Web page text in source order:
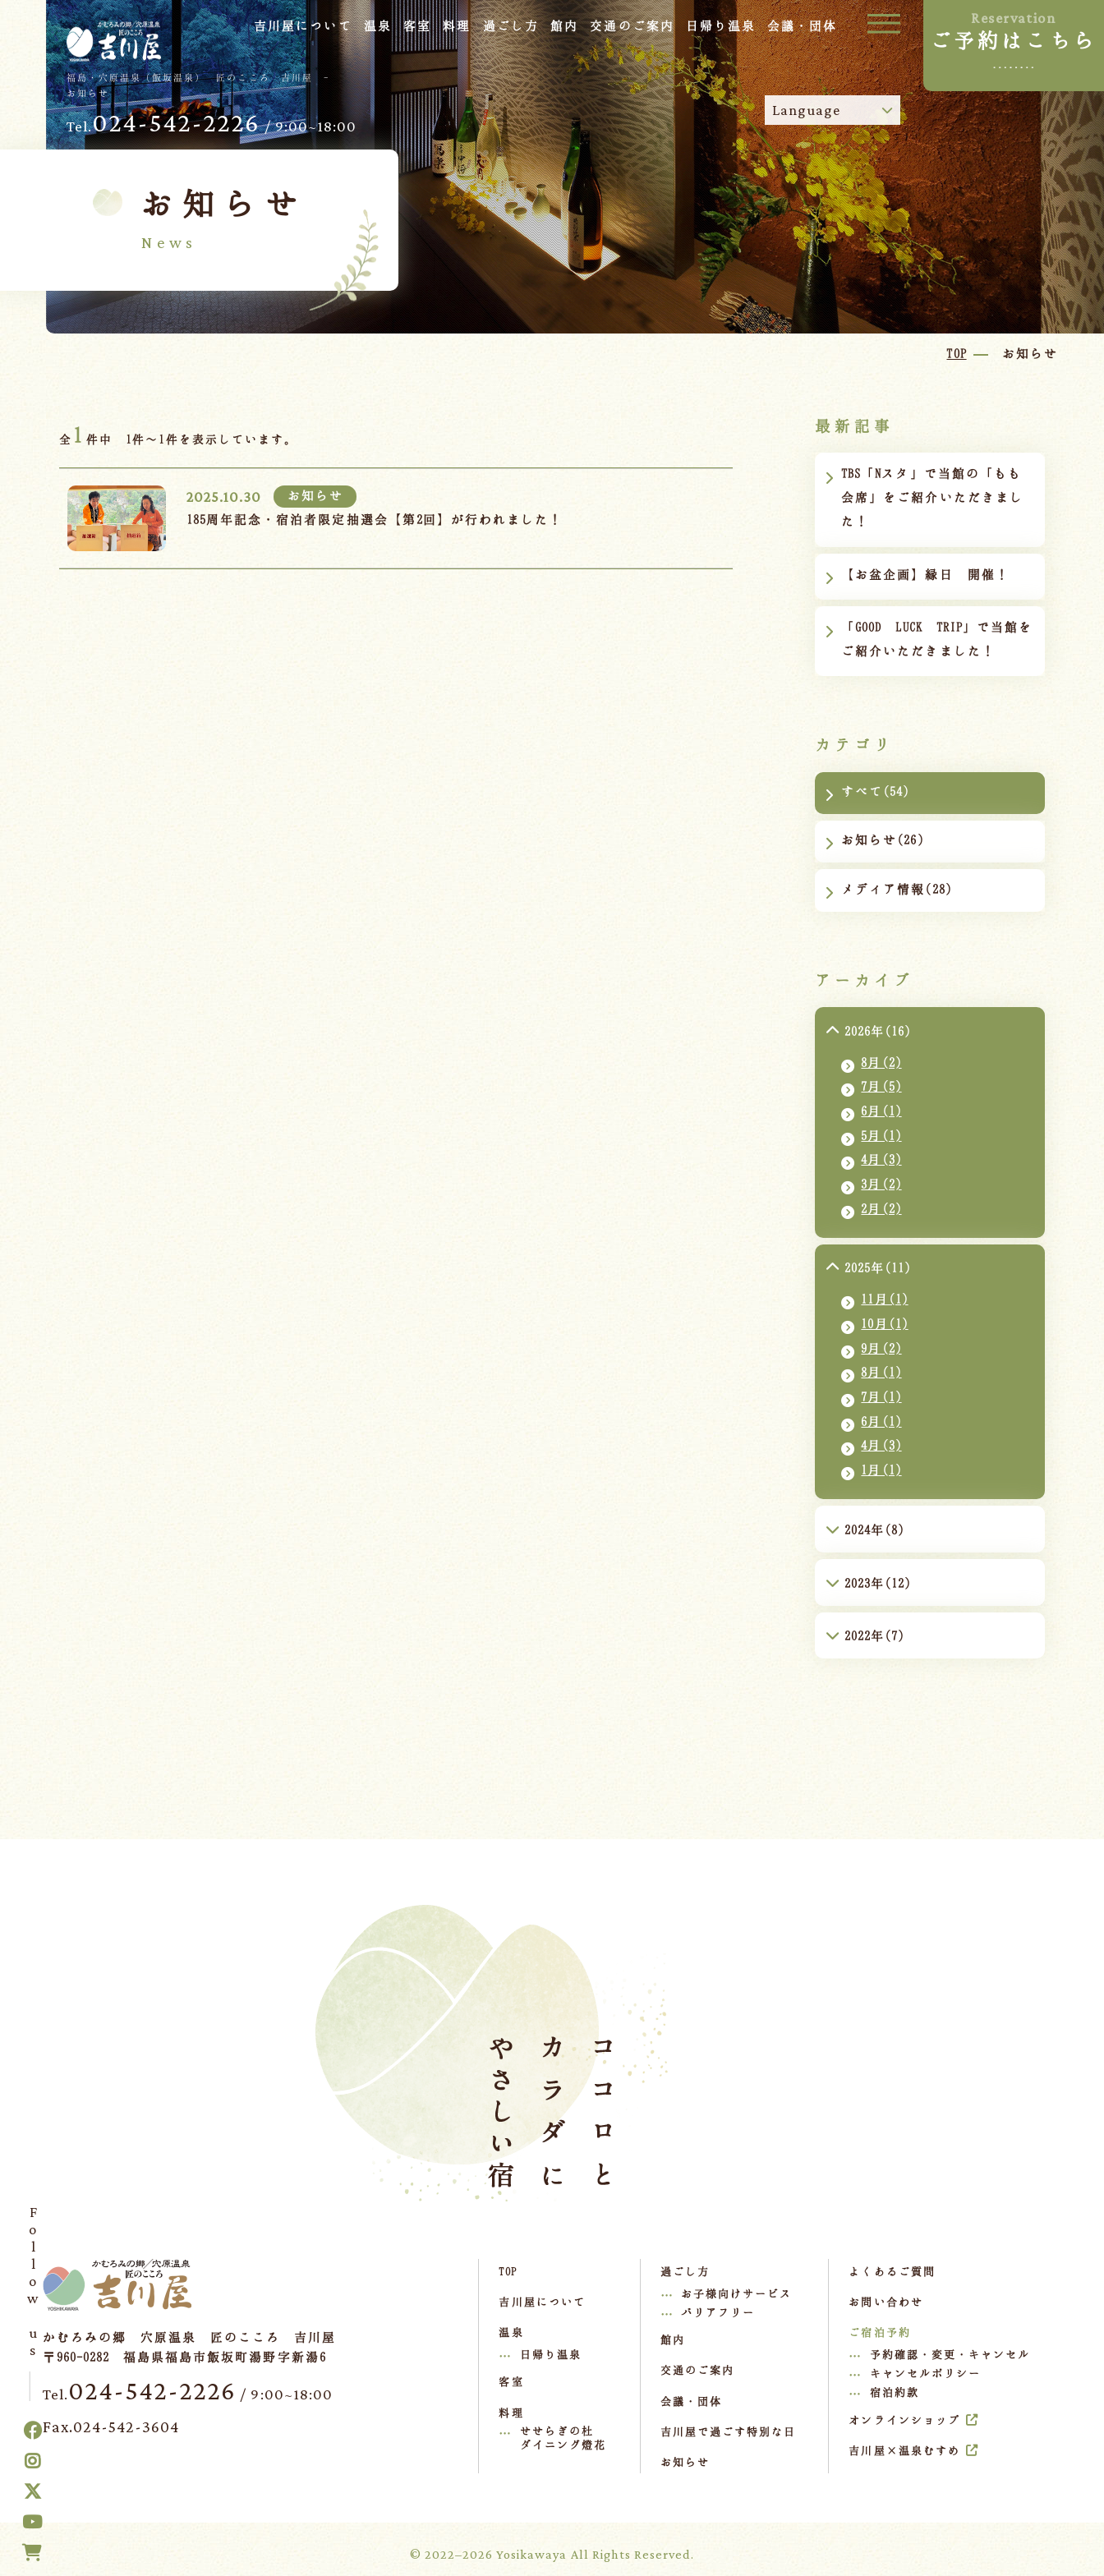
福島・穴原温泉（飯坂温泉） 匠のこころ 吉川屋 -
お知らせ
吉川屋について 温泉 客室 料理 過ごし方 館内 交通のご案内 日帰り温泉 会議・団体 Reservation
ご予約はこちら
Language
Tel.024-542-2226/ 9:00~18:00
お知らせ
News
TOP お知らせ
全 1 件中 1件～1件を表示しています。
2025.10.30
お知らせ
185周年記念・宿泊者限定抽選会【第2回】が行われました！
最新記事
TBS「Nスタ」で当館の「もも
会席」をご紹介いただきまし
た！
【お盆企画】縁日 開催！
「GOOD LUCK TRIP」で当館を
ご紹介いただきました！
カテゴリ
すべて(54)
お知らせ(26)
メディア情報(28)
アーカイブ
2026年(16)
8月(2)
7月(5)
6月(1)
5月(1)
4月(3)
3月(2)
2月(2)
2025年(11)
11月(1)
10月(1)
9月(2)
8月(1)
7月(1)
6月(1)
4月(3)
1月(1)
2024年(8)
2023年(12)
2022年(7)
かむろみの郷 穴原温泉 匠のこころ 吉川屋
〒960-0282 福島県福島市飯坂町湯野字新湯6
Tel.024-542-2226 / 9:00~18:00
Fax.024-542-3604
TOP
吉川屋について
温泉
日帰り温泉
客室
料理
せせらぎの杜
ダイニング燈花
過ごし方
お子様向けサービス
バリアフリー
館内
交通のご案内
会議・団体
吉川屋で過ごす特別な日
お知らせ
よくあるご質問
お問い合わせ
ご宿泊予約
予約確認・変更・キャンセル
キャンセルポリシー
宿泊約款
オンラインショップ
吉川屋×温泉むすめ
© 2022–2026 Yosikawaya All Rights Reserved.
Follow us
TOP
吉川屋について
温泉
せせらぎの杜
過ごし方
お子様向けサービス
バリアフリー
交通のご案内
吉川屋で過ごす特別な日
よくあるご質問
お問い合わせ
ご宿泊予約
予約確認・変更・キャンセル
キャンセルポリシー
宿泊約款
オンラインショップ
吉川屋×温泉むすめ
Follow us
ご宿泊プラン
お部屋からプランを選ぶ
空室カレンダーから選ぶ
Tel.024-542-2226/
9:00~18:00
Language